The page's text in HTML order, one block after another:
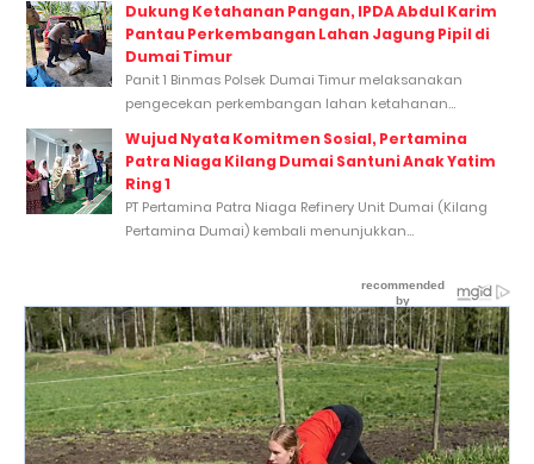
Dukung Ketahanan Pangan, IPDA Abdul Karim
Pantau Perkembangan Lahan Jagung Pipil di
Dumai Timur
Panit 1 Binmas Polsek Dumai Timur melaksanakan
pengecekan perkembangan lahan ketahanan...
Wujud Nyata Komitmen Sosial, Pertamina
Patra Niaga Kilang Dumai Santuni Anak Yatim
Ring 1
PT Pertamina Patra Niaga Refinery Unit Dumai (Kilang
Pertamina Dumai) kembali menunjukkan...